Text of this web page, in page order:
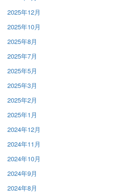
2025年12月
2025年10月
2025年8月
2025年7月
2025年5月
2025年3月
2025年2月
2025年1月
2024年12月
2024年11月
2024年10月
2024年9月
2024年8月